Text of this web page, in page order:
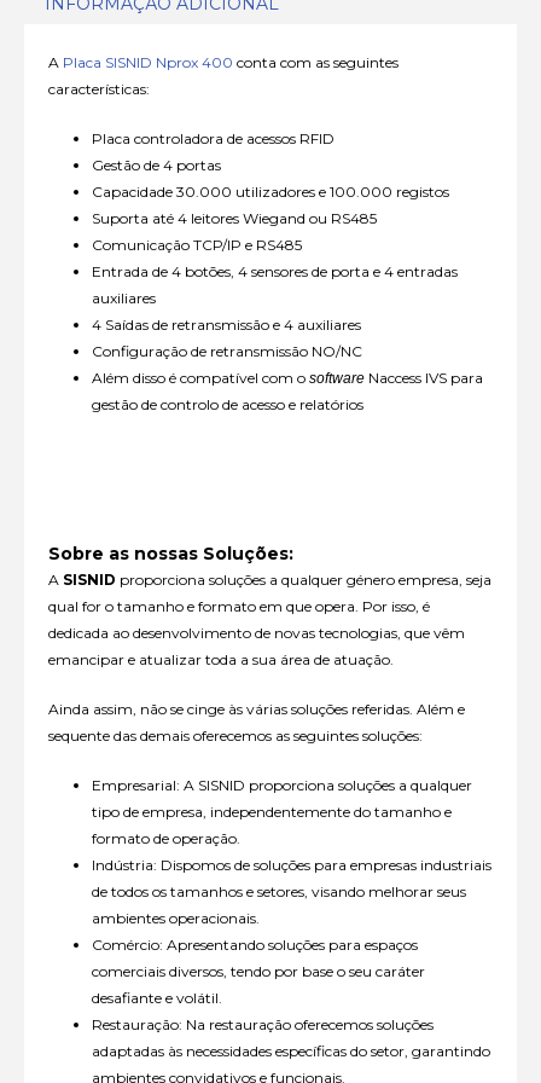
A Placa SISNID Nprox 400 conta com as seguintes
características:
Placa controladora de acessos RFID
Gestão de 4 portas
Capacidade 30.000 utilizadores e 100.000 registos
Suporta até 4 leitores Wiegand ou RS485
Comunicação TCP/IP e RS485
Entrada de 4 botões, 4 sensores de porta e 4 entradas
auxiliares
4 Saídas de retransmissão e 4 auxiliares
Configuração de retransmissão NO/NC
Além disso é compatível com o software Naccess IVS para
gestão de controlo de acesso e relatórios
Sobre as nossas Soluções:
A SISNID proporciona soluções a qualquer género empresa, seja
qual for o tamanho e formato em que opera. Por isso, é
dedicada ao desenvolvimento de novas tecnologias, que vêm
emancipar e atualizar toda a sua área de atuação.
Ainda assim, não se cinge às várias soluções referidas. Além e
sequente das demais oferecemos as seguintes soluções:
Empresarial: A SISNID proporciona soluções a qualquer
tipo de empresa, independentemente do tamanho e
formato de operação.
Indústria: Dispomos de soluções para empresas industriais
de todos os tamanhos e setores, visando melhorar seus
ambientes operacionais.
Comércio: Apresentando soluções para espaços
comerciais diversos, tendo por base o seu caráter
desafiante e volátil.
Restauração: Na restauração oferecemos soluções
adaptadas às necessidades específicas do setor, garantindo
ambientes convidativos e funcionais.